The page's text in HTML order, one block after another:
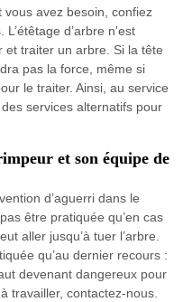
vous avez besoin, confiez
d’arbre n'est
et traiter un arbre. Si la tête
pas la force, même si
le traiter. Ainsi, au service
services alternatifs pour
et son équipe de
d’aguerri dans le
être pratiquée qu’en cas
aller jusqu’à tuer l’arbre.
qu’au dernier recours :
devenant dangereux pour
travailler, contactez-nous.